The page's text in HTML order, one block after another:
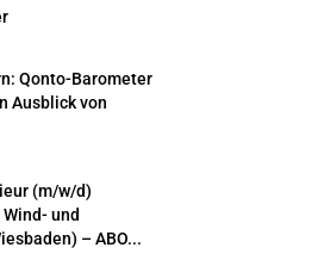
Qonto-Barometer
Ausblick von
(m/w/d)
und
– ABO...